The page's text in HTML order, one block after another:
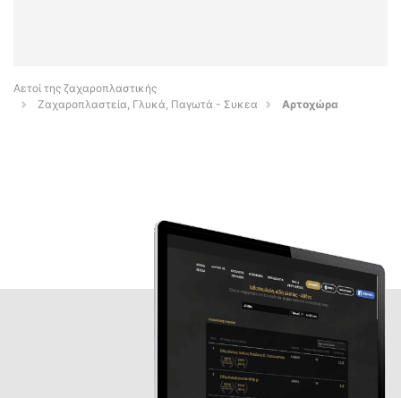
Αετοί της ζαχαροπλαστικής
Ζαχαροπλαστεία, Γλυκά, Παγωτά - Συκεα
Αρτοχώρα